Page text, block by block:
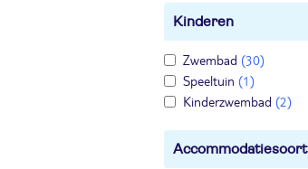
Kinderen
Zwembad (30)
Speeltuin (1)
Kinderzwembad (2)
Accommodatiesoort